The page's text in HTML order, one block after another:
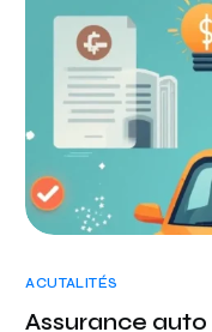
ACUTALITÉS
Assurance